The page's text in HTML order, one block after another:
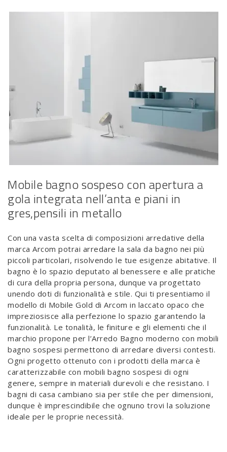
Mobile bagno sospeso con apertura a
gola integrata nell’anta e piani in
gres,pensili in metallo
Con una vasta scelta di composizioni arredative della
marca Arcom potrai arredare la sala da bagno nei più
piccoli particolari, risolvendo le tue esigenze abitative. Il
bagno è lo spazio deputato al benessere e alle pratiche
di cura della propria persona, dunque va progettato
unendo doti di funzionalità e stile. Qui ti presentiamo il
modello di Mobile Gold di Arcom in laccato opaco che
impreziosisce alla perfezione lo spazio garantendo la
funzionalità. Le tonalità, le finiture e gli elementi che il
marchio propone per l’Arredo Bagno moderno con mobili
bagno sospesi permettono di arredare diversi contesti.
Ogni progetto ottenuto con i prodotti della marca è
caratterizzabile con mobili bagno sospesi di ogni
genere, sempre in materiali durevoli e che resistano. I
bagni di casa cambiano sia per stile che per dimensioni,
dunque è imprescindibile che ognuno trovi la soluzione
ideale per le proprie necessità.